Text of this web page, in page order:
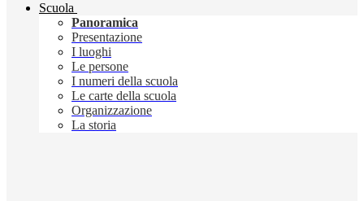
Scuola
Panoramica
Presentazione
I luoghi
Le persone
I numeri della scuola
Le carte della scuola
Organizzazione
La storia